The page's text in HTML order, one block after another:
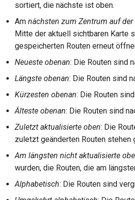
sortiert, die nächste ist oben.
Am nächsten zum Zentrum auf der
Mitte der aktuell sichtbaren Karte
gespeicherten Routen erneut
Neueste obenan: Die Routen sind
Längste obenan: Die Routen sind
Kürzesten obenan: Die Routen
Älteste obenan: Die Routen sind
Zuletzt aktualisierte oben: Die
zuletzt geänderten Routen stehen
Am längsten nicht aktualisierte
wurden, die Routen, die am
Alphabetisch: Die Routen sind